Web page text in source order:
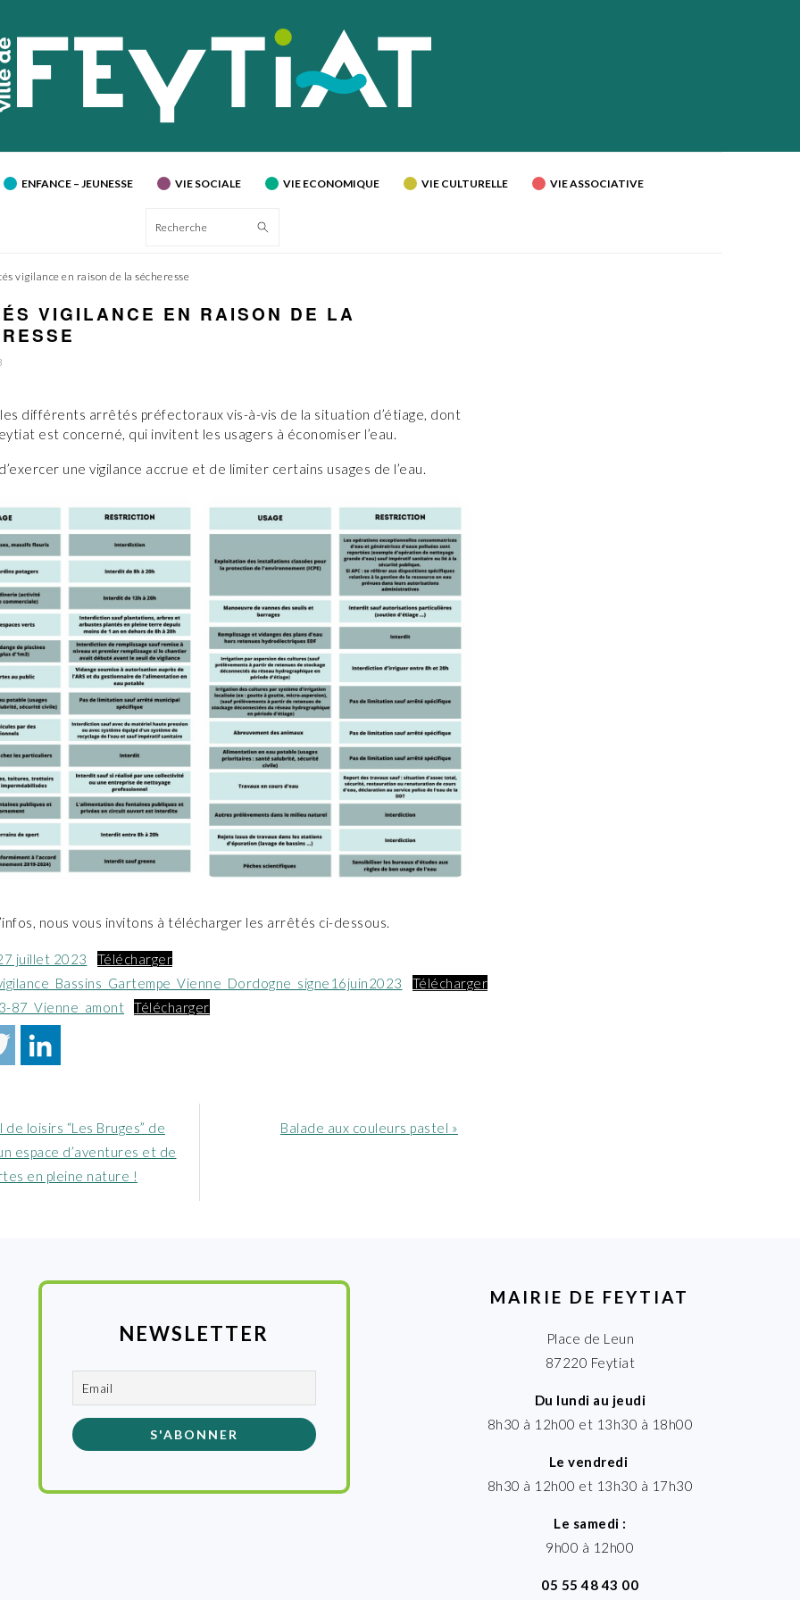
ENFANCE – JEUNESSE VIE SOCIALE VIE ECONOMIQUE VIE CULTURELLE VIE ASSOCIATIVE
Recherche
vigilance en raison de la sécheresse
VIGILANCE EN RAISON DE LA
différents arrêtés préfectoraux vis-à-vis de la situation d’étiage, dont
est concerné, qui invitent les usagers à économiser l’eau.
une vigilance accrue et de limiter certains usages de l’eau.
nous vous invitons à télécharger les arrêtés ci-dessous.
juillet 2023
Télécharger
Télécharger
87_Vienne_amont
Télécharger
de loisirs “Les Bruges” de
espace d’aventures et de
en pleine nature !
Article
Balade aux couleurs pastel »
NEWSLETTER
MAIRIE DE FEYTIAT
Place de Leun
87220 Feytiat
Du lundi au jeudi
8h30 à 12h00 et 13h30 à 18h00
Le vendredi
8h30 à 12h00 et 13h30 à 17h30
Le samedi :
9h00 à 12h00
05 55 48 43 00